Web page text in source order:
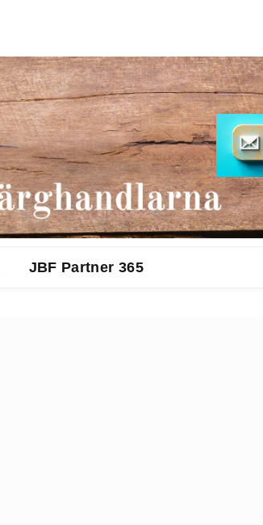
JBF Partner 365